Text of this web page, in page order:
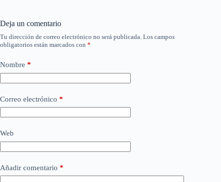
Deja un comentario
Tu dirección de correo electrónico no será publicada. Los campos
obligatorios están marcados con *
Nombre *
Correo electrónico *
Web
Añadir comentario *